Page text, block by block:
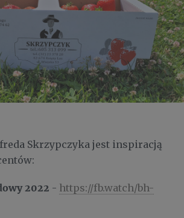
Skrzypczyka jest inspiracją
2022 - https://fb.watch/bh-